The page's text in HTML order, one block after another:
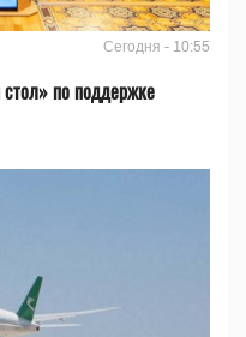
Сегодня - 10:55
по поддержке